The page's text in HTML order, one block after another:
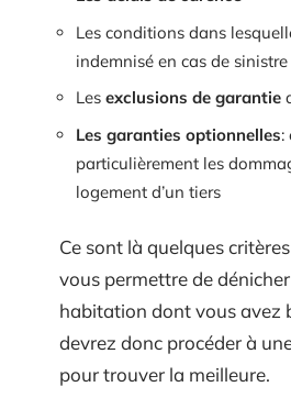
Les conditions dans
indemnisé en cas de sinistre
Les exclusions de garantie
Les garanties optionnelles:
particulièrement les
logement d’un tiers
Ce sont là quelques
vous permettre de dénicher
habitation dont vous avez
devrez donc procéder à
pour trouver la meilleure.